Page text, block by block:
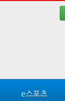
e스포츠